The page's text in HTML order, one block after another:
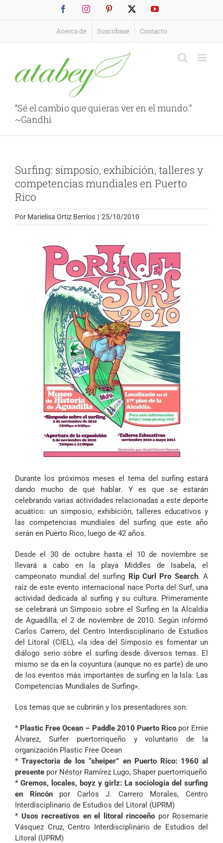
FacebookInstagramPinterest YouTube
Acerca de Suscríbase Contacto
“Sé el cambio que quieras ver en el mundo.”
~Gandhi
Surfing: simposio, exhibición, talleres y
competencias mundiales en Puerto
Rico
Por Marielisa Ortiz Berríos | 25/10/2010
Durante los próximos meses el tema del surfing estará
dando mucho de qué hablar. Y es que se estarán
celebrando varias actividades relacionadas a este deporte
acuático: un simposio, exhibición, talleres educativos y
las competencias mundiales del surfing que este año
serán en Puerto Rico, luego de 42 años.
Desde el 30 de octubre hasta el 10 de noviembre se
llevará a cabo en la playa Middles de Isabela, el
campeonato mundial del surfing Rip Curl Pro Search. A
raíz de este evento internacional nace Porta del Surf, una
actividad dedicada al surfing y su cultura. Primeramente
se celebrará un Simposio sobre el Surfing en la Alcaldía
de Aguadilla, el 2 de noviembre de 2010. Según informó
Carlos Carrero, del Centro Interdisciplinario de Estudios
del Litoral (CIEL), «la idea del Simposio es fomentar un
diálogo serio sobre el surfing desde diversos temas. El
mismo se da en la coyuntura (aunque no es parte) de uno
de los eventos más importantes de surfing en la Isla: Las
Competencias Mundiales de Surfing».
Los temas que se cubrirán y los presentadores son:
* Plastic Free Ocean – Paddle 2010 Puerto Ricopor Ernie
Álvarez, Surfer puertorriqueño y voluntario de la
organización Plastic Free Ocean
*Trayectoria de los “sheiper” en Puerto Rico: 1960 al
presente por Néstor Ramírez Lugo, Shaper puertorriqueño
* Gremos, locales, boyz y girlz: La sociología del surfing
en Rincónpor Carlos J. Carrero Morales, Centro
Interdisciplinario de Estudios del Litoral (UPRM)
* Usos recreativos en el litoral rincoeño por Rosemarie
Vásquez Cruz, Centro Interdisciplinario de Estudios del
Litoral (UPRM)